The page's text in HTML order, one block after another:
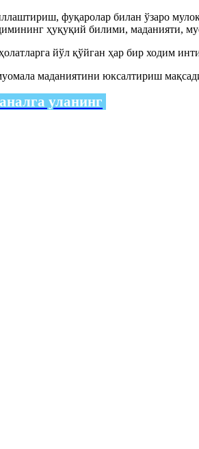
фуқаролар билан ўзаро
ҳуқуқий билими,
йўл қўйган ҳар бир ходим
маданиятини юксалтириш
уланинг